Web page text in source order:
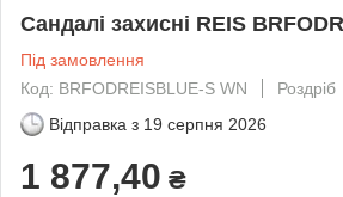
Сандалі захисні REIS
Під замовлення
Код: BRFODREISBLUE-S WN
Роздріб
Відправка з 19 серпня 2026
1 877,40 ₴